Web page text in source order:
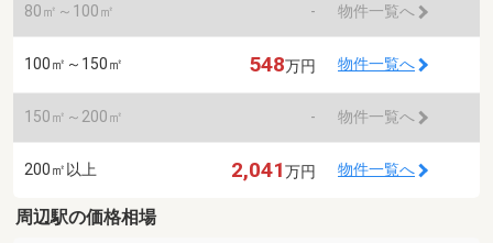
80㎡～100㎡ - 物件一覧へ
100㎡～150㎡ 548万円 物件一覧へ
150㎡～200㎡ - 物件一覧へ
200㎡以上 2,041万円 物件一覧へ
周辺駅の価格相場